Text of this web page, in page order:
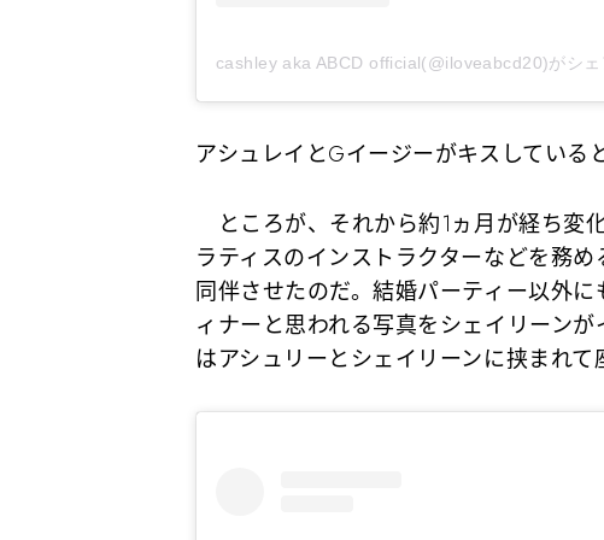
cashley aka ABCD official(@iloveabcd20)がシェ
アシュレイとGイージーがキスしている
ところが、それから約1ヵ月が経ち変
ラティスのインストラクターなどを務
同伴させたのだ。結婚パーティー以外
ィナーと思われる写真をシェイリーン
はアシュリーとシェイリーンに挟まれて